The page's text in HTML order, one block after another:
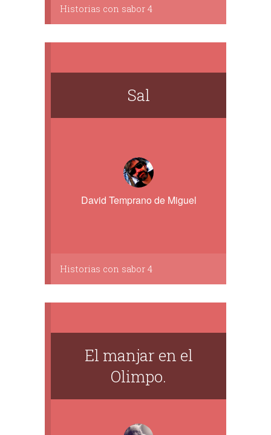
Historias con sabor 4
Sal
David Temprano de Miguel
Historias con sabor 4
El manjar en el
Olimpo.